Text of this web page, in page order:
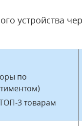
устройства
по
3 товарам